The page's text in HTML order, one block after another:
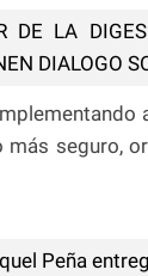
DE LA
DIALOGO
seguro,
Peña